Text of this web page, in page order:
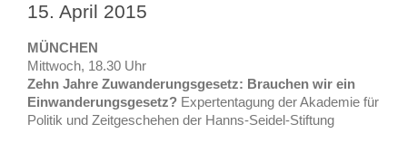
15. April 2015
MÜNCHEN
Mittwoch, 18.30 Uhr
Zehn Jahre Zuwanderungsgesetz: Brauchen wir ein
Einwanderungsgesetz? Expertentagung der Akademie für
Politik und Zeitgeschehen der Hanns-Seidel-Stiftung